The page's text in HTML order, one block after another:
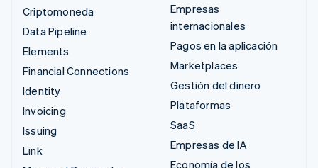
Criptomoneda
Data Pipeline
Elements
Financial Connections
Identity
Invoicing
Issuing
Link
Empresas
internacionales
Pagos en la aplicación
Marketplaces
Gestión del dinero
Plataformas
SaaS
Empresas de IA
Economía de los